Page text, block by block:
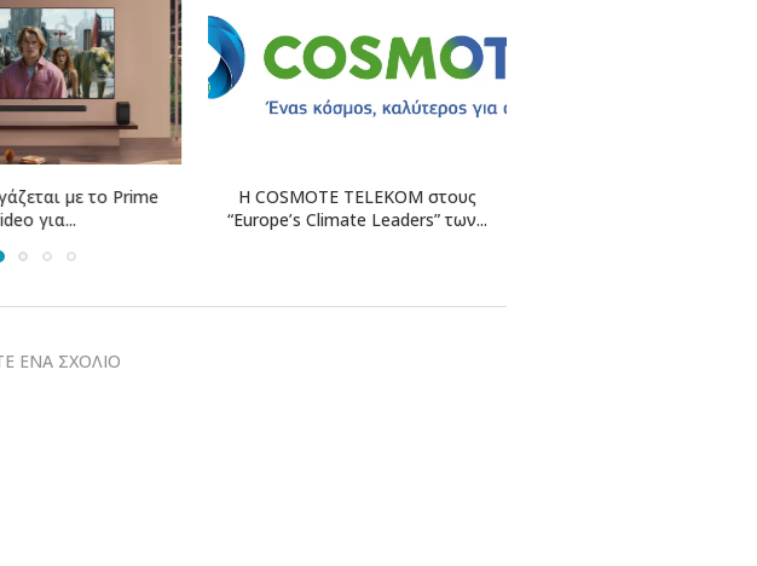
TELEKOM στους
Leaders” των...
Η Revolut Bank λαμβάνει την
έγκριση της Τράπεζας...
ΕΝΑ ΣΧΟΛΙΟ